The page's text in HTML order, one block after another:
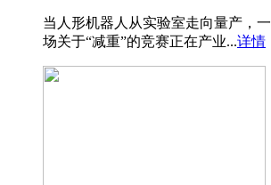
当人形机器人从实验室走向量产，一
场关于“减重”的竞赛正在产业...详情